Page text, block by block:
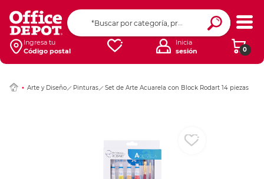
Ingresa tu
Código postal
0
Inicia
sesión
Arte y Diseño Pinturas Set de Arte Acuarela con Block Rodart 14 piezas
Ingresar Codigo